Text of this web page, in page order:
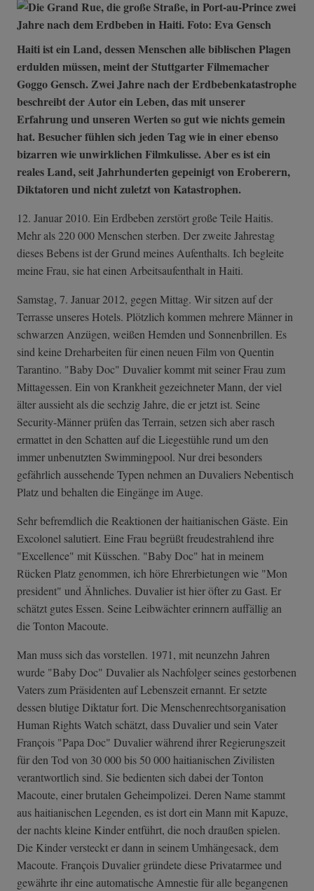
Haiti ist ein Land, dessen Menschen alle biblischen Plagen
erdulden müssen, meint der Stuttgarter Filmemacher
Goggo Gensch. Zwei Jahre nach der Erdbebenkatastrophe
beschreibt der Autor ein Leben, das mit unserer
Erfahrung und unseren Werten so gut wie nichts gemein
hat. Besucher fühlen sich jeden Tag wie in einer ebenso
bizarren wie unwirklichen Filmkulisse. Aber es ist ein
reales Land, seit Jahrhunderten gepeinigt von Eroberern,
Diktatoren und nicht zuletzt von Katastrophen.
12. Januar 2010. Ein Erdbeben zerstört große Teile Haitis.
Mehr als 220 000 Menschen sterben. Der zweite Jahrestag
dieses Bebens ist der Grund meines Aufenthalts. Ich begleite
meine Frau, sie hat einen Arbeitsaufenthalt in Haiti.
Samstag, 7. Januar 2012, gegen Mittag. Wir sitzen auf der
Terrasse unseres Hotels. Plötzlich kommen mehrere Männer in
schwarzen Anzügen, weißen Hemden und Sonnenbrillen. Es
sind keine Dreharbeiten für einen neuen Film von Quentin
Tarantino. "Baby Doc" Duvalier kommt mit seiner Frau zum
Mittagessen. Ein von Krankheit gezeichneter Mann, der viel
älter aussieht als die sechzig Jahre, die er jetzt ist. Seine
Security-Männer prüfen das Terrain, setzen sich aber rasch
ermattet in den Schatten auf die Liegestühle rund um den
immer unbenutzten Swimmingpool. Nur drei besonders
gefährlich aussehende Typen nehmen an Duvaliers Nebentisch
Platz und behalten die Eingänge im Auge.
Sehr befremdlich die Reaktionen der haitianischen Gäste. Ein
Excolonel salutiert. Eine Frau begrüßt freudestrahlend ihre
"Excellence" mit Küsschen. "Baby Doc" hat in meinem
Rücken Platz genommen, ich höre Ehrerbietungen wie "Mon
president" und Ähnliches. Duvalier ist hier öfter zu Gast. Er
schätzt gutes Essen. Seine Leibwächter erinnern auffällig an
die Tonton Macoute.
Man muss sich das vorstellen. 1971, mit neunzehn Jahren
wurde "Baby Doc" Duvalier als Nachfolger seines gestorbenen
Vaters zum Präsidenten auf Lebenszeit ernannt. Er setzte
dessen blutige Diktatur fort. Die Menschenrechtsorganisation
Human Rights Watch schätzt, dass Duvalier und sein Vater
François "Papa Doc" Duvalier während ihrer Regierungszeit
für den Tod von 30 000 bis 50 000 haitianischen Zivilisten
verantwortlich sind. Sie bedienten sich dabei der Tonton
Macoute, einer brutalen Geheimpolizei. Deren Name stammt
aus haitianischen Legenden, es ist dort ein Mann mit Kapuze,
der nachts kleine Kinder entführt, die noch draußen spielen.
Die Kinder versteckt er dann in seinem Umhängesack, dem
Macoute. François Duvalier gründete diese Privatarmee und
gewährte ihr eine automatische Amnestie für alle begangenen